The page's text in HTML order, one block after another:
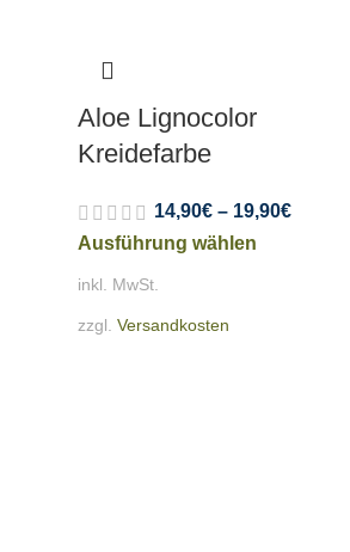
Aloe Lignocolor
Kreidefarbe
14,90€ – 19,90€
Ausführung wählen
inkl. MwSt.
zzgl.Versandkosten